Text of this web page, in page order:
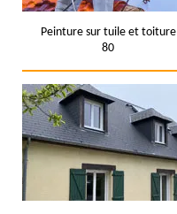
Peinture sur tuile et toiture
80